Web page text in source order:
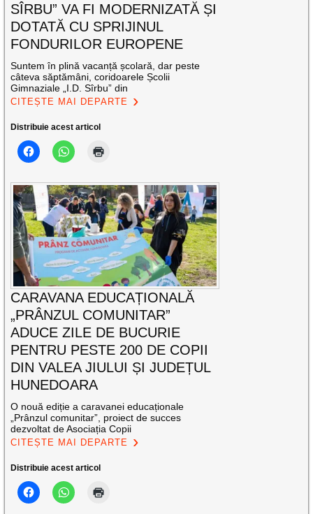
SÎRBU” VA FI MODERNIZATĂ ȘI
DOTATĂ CU SPRIJINUL
FONDURILOR EUROPENE
Suntem în plină vacanță școlară, dar peste
câteva săptămâni, coridoarele Școlii
Gimnaziale „I.D. Sîrbu” din
CITEȘTE MAI DEPARTE
Distribuie acest articol
CARAVANA EDUCAȚIONALĂ
„PRÂNZUL COMUNITAR”
ADUCE ZILE DE BUCURIE
PENTRU PESTE 200 DE COPII
DIN VALEA JIULUI ȘI JUDEȚUL
HUNEDOARA
O nouă ediție a caravanei educaționale
„Prânzul comunitar”, proiect de succes
dezvoltat de Asociația Copii
CITEȘTE MAI DEPARTE
Distribuie acest articol